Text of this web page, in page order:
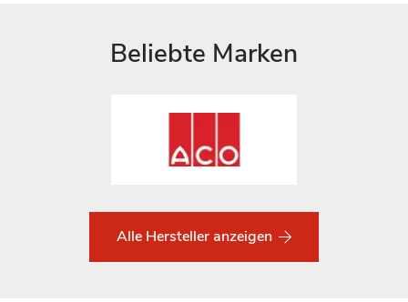
Beliebte Marken
Alle Hersteller anzeigen